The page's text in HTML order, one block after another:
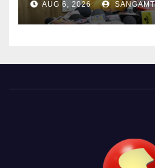
AUG 6, 2026